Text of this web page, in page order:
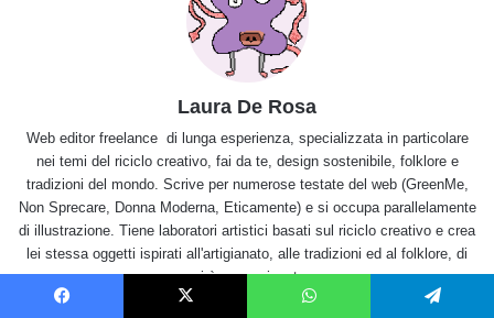
Laura De Rosa
Web editor freelance di lunga esperienza, specializzata in particolare
nei temi del riciclo creativo, fai da te, design sostenibile, folklore e
tradizioni del mondo. Scrive per numerose testate del web (GreenMe,
Non Sprecare, Donna Moderna, Eticamente) e si occupa parallelamente
di illustrazione. Tiene laboratori artistici basati sul riciclo creativo e crea
lei stessa oggetti ispirati all'artigianato, alle tradizioni ed al folklore, di
cui è appassionata.